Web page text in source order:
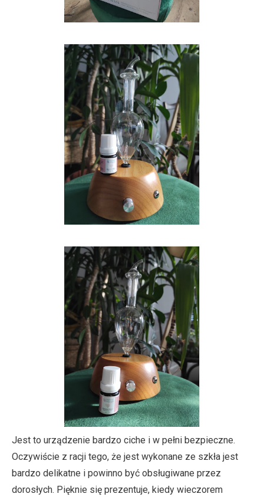
Jest to urządzenie bardzo ciche i w pełni bezpieczne.
Oczywiście z racji tego, że jest wykonane ze szkła jest
bardzo delikatne i powinno być obsługiwane przez
dorosłych. Pięknie się prezentuje, kiedy wieczorem